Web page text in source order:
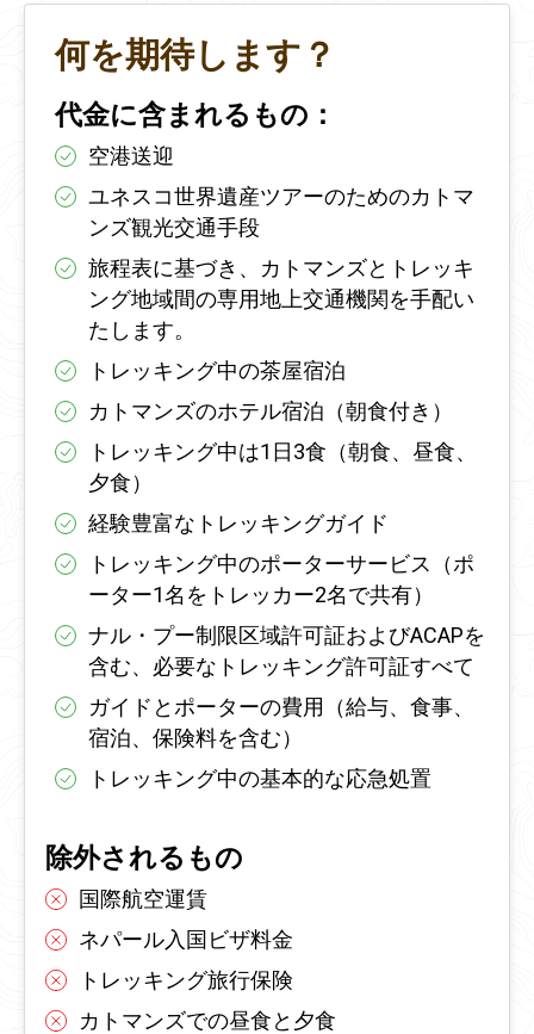
何を期待します？
代金に含まれるもの：
空港送迎
ユネスコ世界遺産ツアーのためのカトマ
ンズ観光交通手段
旅程表に基づき、カトマンズとトレッキ
ング地域間の専用地上交通機関を手配い
たします。
トレッキング中の茶屋宿泊
カトマンズのホテル宿泊（朝食付き）
トレッキング中は1日3食（朝食、昼食、
夕食）
経験豊富なトレッキングガイド
トレッキング中のポーターサービス（ポ
ーター1名をトレッカー2名で共有）
ナル・プー制限区域許可証およびACAPを
含む、必要なトレッキング許可証すべて
ガイドとポーターの費用（給与、食事、
宿泊、保険料を含む）
トレッキング中の基本的な応急処置
除外されるもの
国際航空運賃
ネパール入国ビザ料金
トレッキング旅行保険
カトマンズでの昼食と夕食